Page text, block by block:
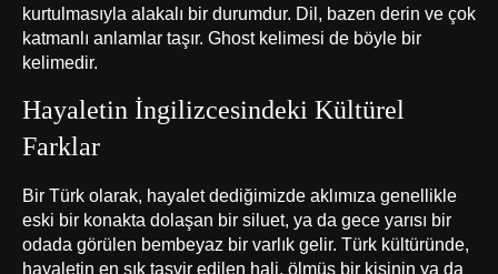
kurtulmasıyla alakalı bir durumdur. Dil, bazen derin ve çok
katmanlı anlamlar taşır. Ghost kelimesi de böyle bir
kelimedir.
Hayaletin İngilizcesindeki Kültürel
Farklar
Bir Türk olarak, hayalet dediğimizde aklımıza genellikle
eski bir konakta dolaşan bir siluet, ya da gece yarısı bir
odada görülen bembeyaz bir varlık gelir. Türk kültüründe,
hayaletin en sık tasvir edilen hali, ölmüş bir kişinin ya da